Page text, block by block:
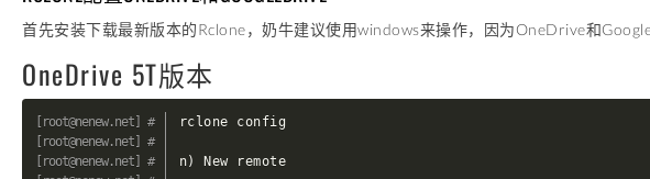
首先安装下载最新版本的Rclone，奶牛建议使用windows来操作，因为OneDrive和
OneDrive 5T版本
rclone config
n) New remote